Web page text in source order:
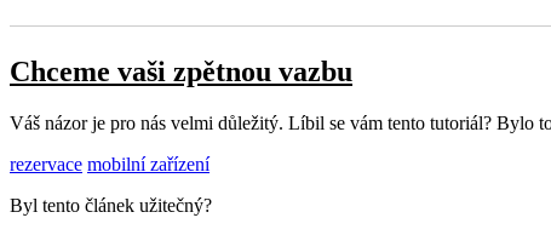
Chceme vaši zpětnou vazbu
Váš názor je pro nás velmi důležitý. Líbil se vám tento tutoriál? Bylo
rezervace mobilní zařízení
Byl tento článek užitečný?